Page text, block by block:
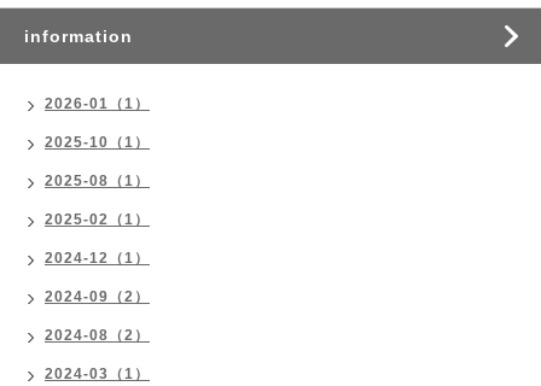
information
2026-01（1）
2025-10（1）
2025-08（1）
2025-02（1）
2024-12（1）
2024-09（2）
2024-08（2）
2024-03（1）